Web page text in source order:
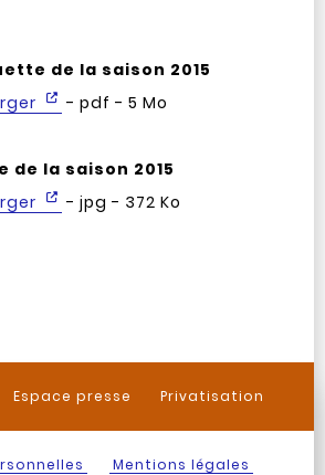
de la saison 2015
- pdf - 5 Mo
de la saison 2015
- jpg - 372 Ko
Espace presse Privatisation
Mentions légales